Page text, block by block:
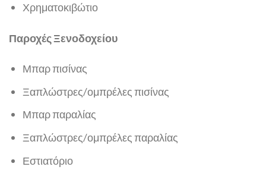
Χρηματοκιβώτιο
Παροχές Ξενοδοχείου
Μπαρ πισίνας
Ξαπλώστρες/ομπρέλες πισίνας
Μπαρ παραλίας
Ξαπλώστρες/ομπρέλες παραλίας
Εστιατόριο